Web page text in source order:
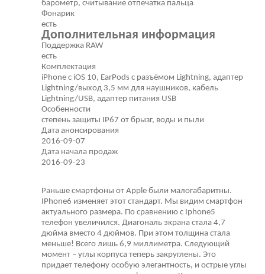
барометр, считывание отпечатка пальца
Фонарик
есть
Дополнительная информация
Поддержка RAW
есть
Комплектация
iPhone с iOS 10, EarPods с разъёмом Lightning, адаптер
Lightning/выход 3,5 мм для наушников, кабель
Lightning/USB, адаптер питания USB
Особенности
степень защиты IP67 от брызг, воды и пыли
Дата анонсирования
2016-09-07
Дата начала продаж
2016-09-23
Раньше смартфоны от Apple были малогабаритны.
IPhone6 изменяет этот стандарт. Мы видим смартфон
актуального размера. По сравнению с Iphone5
телефон увеличился. Диагональ экрана стала 4,7
дюйма вместо 4 дюймов. При этом толщина стала
меньше! Всего лишь 6,9 миллиметра. Следующий
момент – углы корпуса теперь закруглены. Это
придает телефону особую элегантность, и острые углы